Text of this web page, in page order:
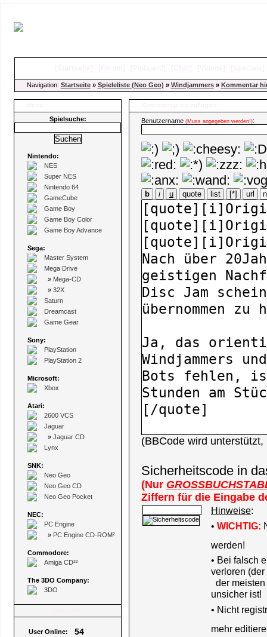
Navigation: Startseite» Spieleliste (Neo Geo) » Windjammers» Kommentar
Spielsuche:
Nintendo:
NES
Super NES
Nintendo 64
GameCube
Game Boy
Game Boy Color
Game Boy Advance
Sega:
Master System
Mega Drive
» Mega-CD
» 32X
Saturn
Dreamcast
Game Gear
Sony:
PlayStation
PlayStation 2
Microsoft:
Xbox
Atari:
2600 VCS
Jaguar
» Jaguar CD
Lynx
SNK:
Neo Geo
Neo Geo CD
Neo Geo Pocket
NEC:
PC Engine
» PC Engine CD-ROM²
Commodore:
Amiga CD³²
The 3DO Company:
3DO
User Online: 54
Benutzername (Muss angegeben werden!):
b i u quote list [*] url
(BBCode wird
Sicherheitscode in
(Nur
Ziffern für die Eingabe
Hinweise:
• WICHTIG:
werden!
• Bei falsch
verloren
der
unsicher ist!
• Nicht
mehr